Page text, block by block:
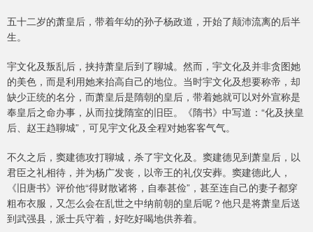
五十二岁的萧皇后，带着年幼的孙子杨政道，开始了颠沛流离的后半
生。
宇文化及叛乱后，挟持萧皇后到了聊城。然而，宇文化及并非贪图她
的美色，而是利用她来抬高自己的地位。当时宇文化及想要称帝，却
缺少正统的名分，而萧皇后是隋朝的皇后，带着她就可以对外宣称是
奉皇后之命办事，从而拉拢隋室的旧臣。《隋书》中写道：“化及挟皇
后、赵王趋聊城”，可见宇文化及全程对她客客气气。
不久之后，窦建德攻打聊城，杀了宇文化及。窦建德见到萧皇后，以
君臣之礼相待，并为杨广发丧，以帝王的礼仪安葬。窦建德此人，
《旧唐书》评价他“得财散诸将，自奉甚俭”，甚至连自己的妻子都穿
粗布衣服，又怎么会在乱世之中纳前朝的皇后呢？他只是将萧皇后送
到武强县，派士兵守着，好吃好喝地供养着。